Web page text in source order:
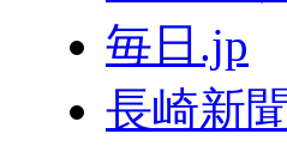
毎日.jp
長崎新聞